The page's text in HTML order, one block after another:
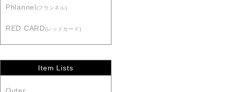
Phlannel(フランネル)
RED CARD(レッドカード)
Item Lists